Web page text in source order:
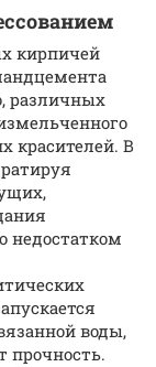
кирпичей
различных
красителей. В
недостатком
воды,
прочность.